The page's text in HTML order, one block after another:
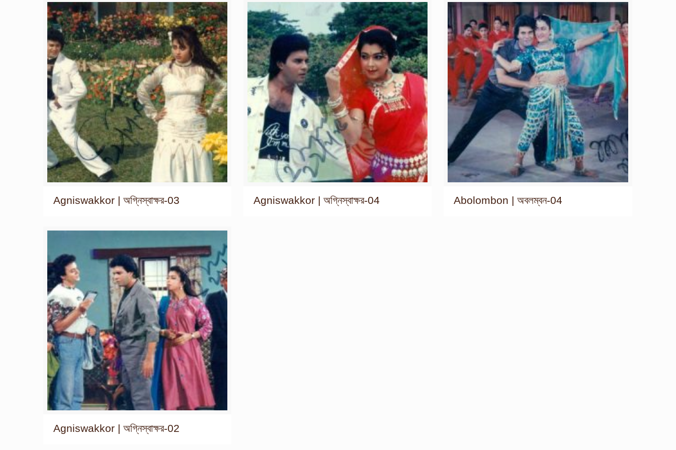
Agniswakkor | অগ্নিস্বাক্ষর-03 Agniswakkor | অগ্নিস্বাক্ষর-04 Abolombon | অবলম্বন-04
Agniswakkor | অগ্নিস্বাক্ষর-02